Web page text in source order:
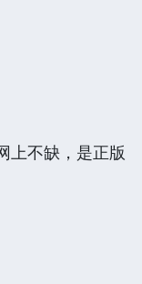
上不缺，是正版